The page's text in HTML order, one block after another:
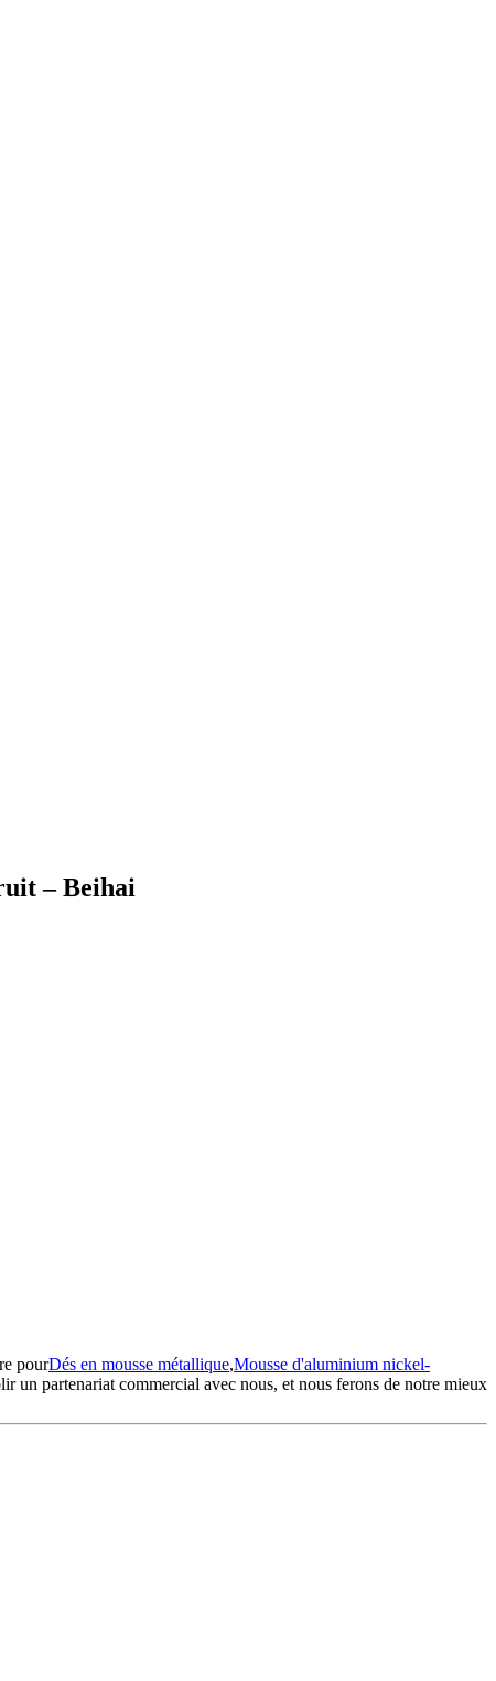
– Beihai
pourDés en mousse métallique,Mousse d'aluminium nickel-
un partenariat commercial avec nous, et nous ferons de notre mieux